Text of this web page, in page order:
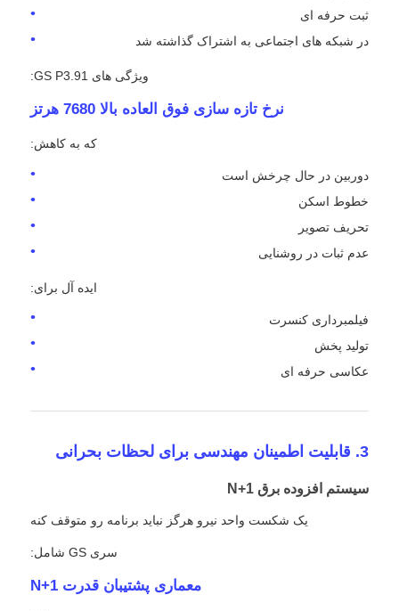
ثبت حرفه ای
در شبکه های اجتماعی به اشتراک گذاشته شد
ویژگی های GS P3.91:
نرخ تازه سازی فوق العاده بالا 7680 هرتز
که به کاهش:
دوربین در حال چرخش است
خطوط اسکن
تحریف تصویر
عدم ثبات در روشنایی
ایده آل برای:
فیلمبرداری کنسرت
تولید پخش
عکاسی حرفه ای
3. قابلیت اطمینان مهندسی برای لحظات بحرانی
سیستم افزوده برق N+1
يک شکست واحد نيرو هرگز نبايد برنامه رو متوقف کنه
سری GS شامل:
معماری پشتیبان قدرت N+1